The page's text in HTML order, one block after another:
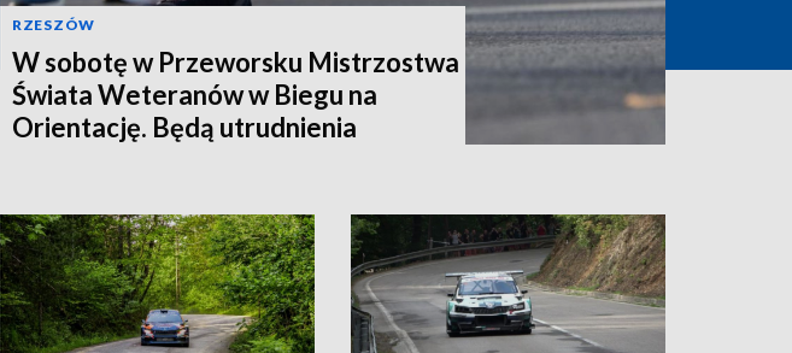
RZESZÓW
W sobotę w Przeworsku Mistrzostwa
Świata Weteranów w Biegu na
Orientację. Będą utrudnienia